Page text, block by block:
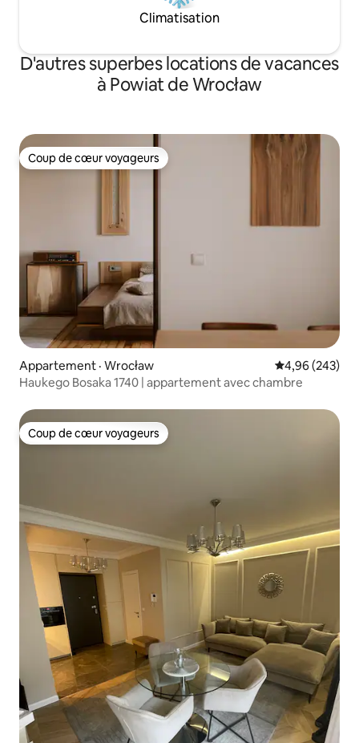
Climatisation
D'autres superbes locations de vacances
à Powiat de Wrocław
Coup de cœur voyageurs
Coup de cœur voyageurs
Appartement · Wrocław Note
4,96 (243)
Haukego Bosaka 1740 | appartement avec chambre
Coup de cœur voyageurs
Coup de cœur voyageurs